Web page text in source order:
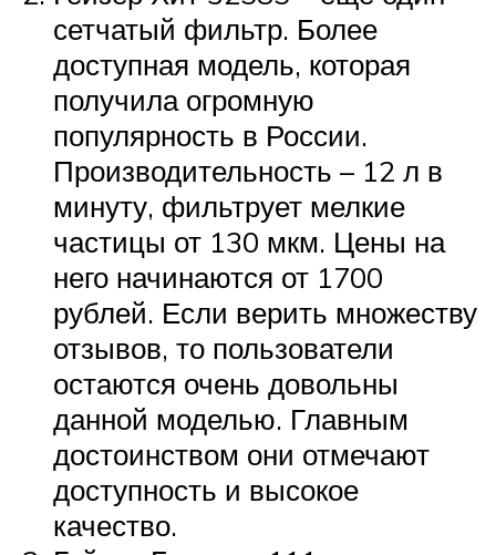
сетчатый фильтр. Более
доступная модель, которая
получила огромную
популярность в России.
Производительность – 12 л в
минуту, фильтрует мелкие
частицы от 130 мкм. Цены на
него начинаются от 1700
рублей. Если верить множеству
отзывов, то пользователи
остаются очень довольны
данной моделью. Главным
достоинством они отмечают
доступность и высокое
качество.